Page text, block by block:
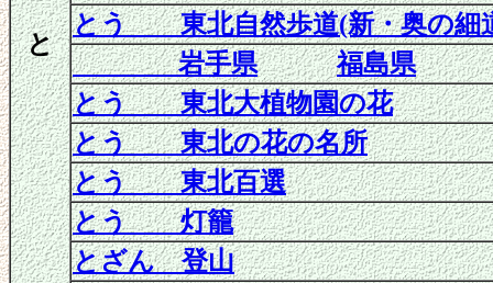
と
とう 東北自然歩道(新・奥の細
岩手県
福島県
とう 東北大植物園の花
とう 東北の花の名所
とう 東北百選
とう 灯籠
とざん 登山